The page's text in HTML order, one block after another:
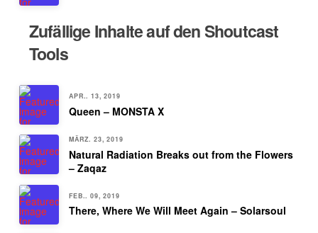
Zufällige Inhalte auf den Shoutcast
Tools
APR.. 13, 2019
Queen – MONSTA X
MÄRZ. 23, 2019
Natural Radiation Breaks out from the Flowers
– Zaqaz
FEB.. 09, 2019
There, Where We Will Meet Again – Solarsoul